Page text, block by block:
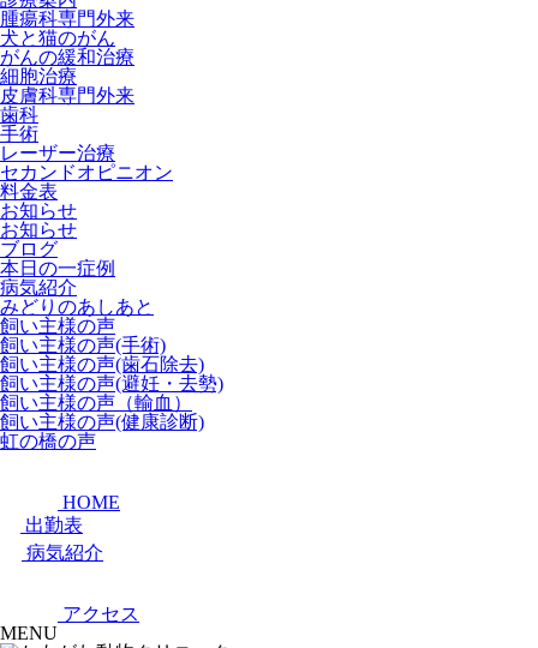
腫瘍科専門外来
犬と猫のがん
がんの緩和治療
細胞治療
皮膚科専門外来
歯科
手術
レーザー治療
セカンドオピニオン
料金表
お知らせ
お知らせ
ブログ
本日の一症例
病気紹介
みどりのあしあと
飼い主様の声
飼い主様の声(手術)
飼い主様の声(歯石除去)
飼い主様の声(避妊・去勢)
飼い主様の声（輸血）
飼い主様の声(健康診断)
虹の橋の声
HOME
出勤表
病気紹介
アクセス
MENU